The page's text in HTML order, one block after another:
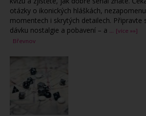
otázky o ikonických hláškách,
momentech i skrytých detailech. Připravte
dávku nostalgie a pobavení – a ... [více »»]
Břevnov